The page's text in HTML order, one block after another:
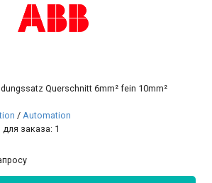
Querschnitt 6mm² fein 10mm²
/ Automation
заказа: 1